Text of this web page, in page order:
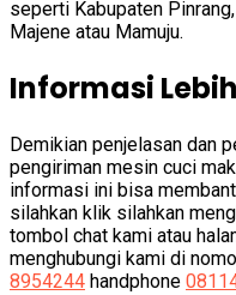
seperti Kabupaten
Majene atau Mamuju.
Informasi
Demikian penjelasan dan
pengiriman mesin cuci
informasi ini bisa
silahkan klik silahkan
tombol chat kami atau
menghubungi kami di
8954244 handphone